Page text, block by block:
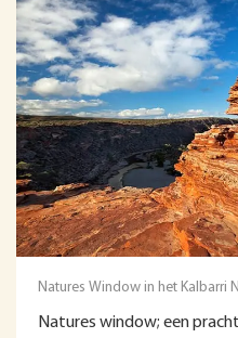
Natures Window in het Kalbarri
Natures window; een